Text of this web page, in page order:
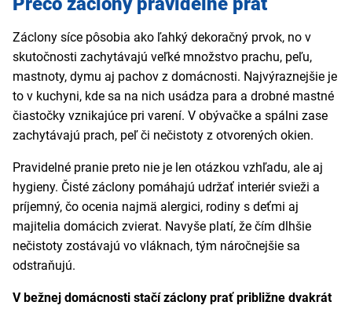
Záclony síce pôsobia ako ľahký dekoračný prvok, no v
skutočnosti zachytávajú veľké množstvo prachu, peľu,
mastnoty, dymu aj pachov z domácnosti. Najvýraznejšie je
to v kuchyni, kde sa na nich usádza para a drobné mastné
čiastočky vznikajúce pri varení. V obývačke a spálni zase
zachytávajú prach, peľ či nečistoty z otvorených okien.
Pravidelné pranie preto nie je len otázkou vzhľadu, ale aj
hygieny. Čisté záclony pomáhajú udržať interiér svieži a
príjemný, čo ocenia najmä alergici, rodiny s deťmi aj
majitelia domácich zvierat. Navyše platí, že čím dlhšie
nečistoty zostávajú vo vláknach, tým náročnejšie sa
odstraňujú.
V bežnej domácnosti stačí záclony prať približne dvakrát